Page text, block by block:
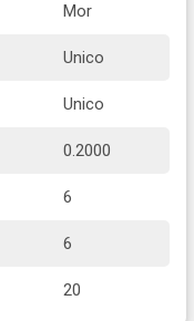
Mor
Unico
Unico
0.2000
6
6
20